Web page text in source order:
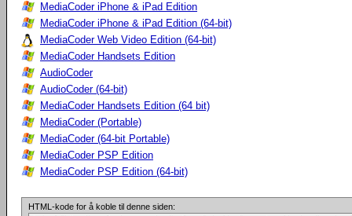
MediaCoder iPhone & iPad Edition
MediaCoder iPhone & iPad Edition (64-bit)
MediaCoder Web Video Edition (64-bit)
MediaCoder Handsets Edition
AudioCoder
AudioCoder (64-bit)
MediaCoder Handsets Edition (64 bit)
MediaCoder (Portable)
MediaCoder (64-bit Portable)
MediaCoder PSP Edition
MediaCoder PSP Edition (64-bit)
HTML-kode for å koble til denne siden: